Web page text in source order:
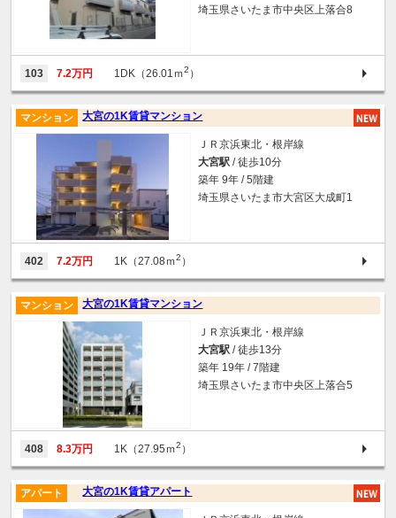
埼玉県さいたま市中央区上落合8
103 7.2万円 1DK（26.01ｍ2 ）
大宮の1K賃貸マンション
マンション
ＪＲ京浜東北・根岸線
大宮駅 / 徒歩10分
築年 9年 / 5階建
埼玉県さいたま市大宮区大成町1
402 7.2万円 1K（27.08ｍ2 ）
大宮の1K賃貸マンション
マンション
ＪＲ京浜東北・根岸線
大宮駅 / 徒歩13分
築年 19年 / 7階建
埼玉県さいたま市中央区上落合5
408 8.3万円 1K（27.95ｍ2 ）
大宮の1K賃貸アパート
アパート